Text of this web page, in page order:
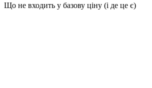
Що не входить у базову ціну (і де це є)